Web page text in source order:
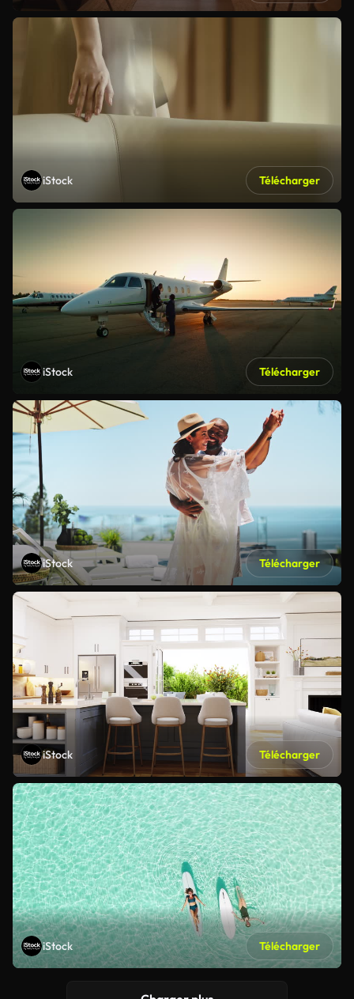
iStock Télécharger
iStock Télécharger
iStock Télécharger
iStock Télécharger
iStock Télécharger